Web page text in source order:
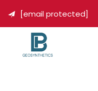
 [email protected]